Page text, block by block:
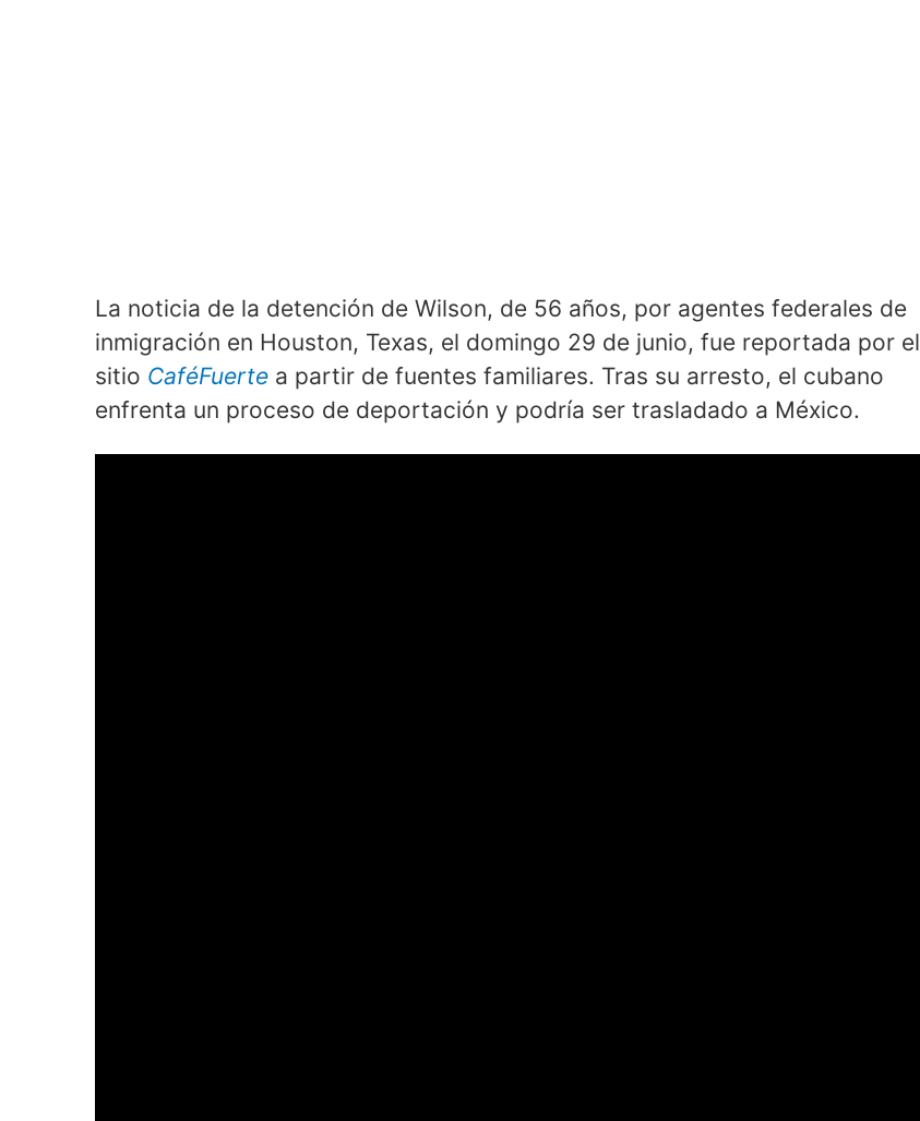
La noticia de la detención de Wilson, de 56 años, por agentes federales de
inmigración en Houston, Texas, el domingo 29 de junio, fue reportada por el
sitio CaféFuerte a partir de fuentes familiares. Tras su arresto, el cubano
enfrenta un proceso de deportación y podría ser trasladado a México.